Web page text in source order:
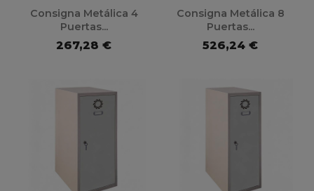
Consigna Metálica 4
Puertas...
267,28 €
Consigna Metálica 8
Puertas...
526,24 €